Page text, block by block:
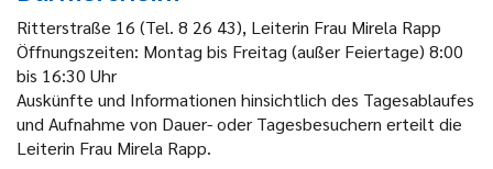
Ritterstraße 16 (Tel. 8 26 43), Leiterin Frau Mirela Rapp
Öffnungszeiten: Montag bis Freitag (außer Feiertage) 8:00
bis 16:30 Uhr
Auskünfte und Informationen hinsichtlich des Tagesablaufes
und Aufnahme von Dauer- oder Tagesbesuchern erteilt die
Leiterin Frau Mirela Rapp.